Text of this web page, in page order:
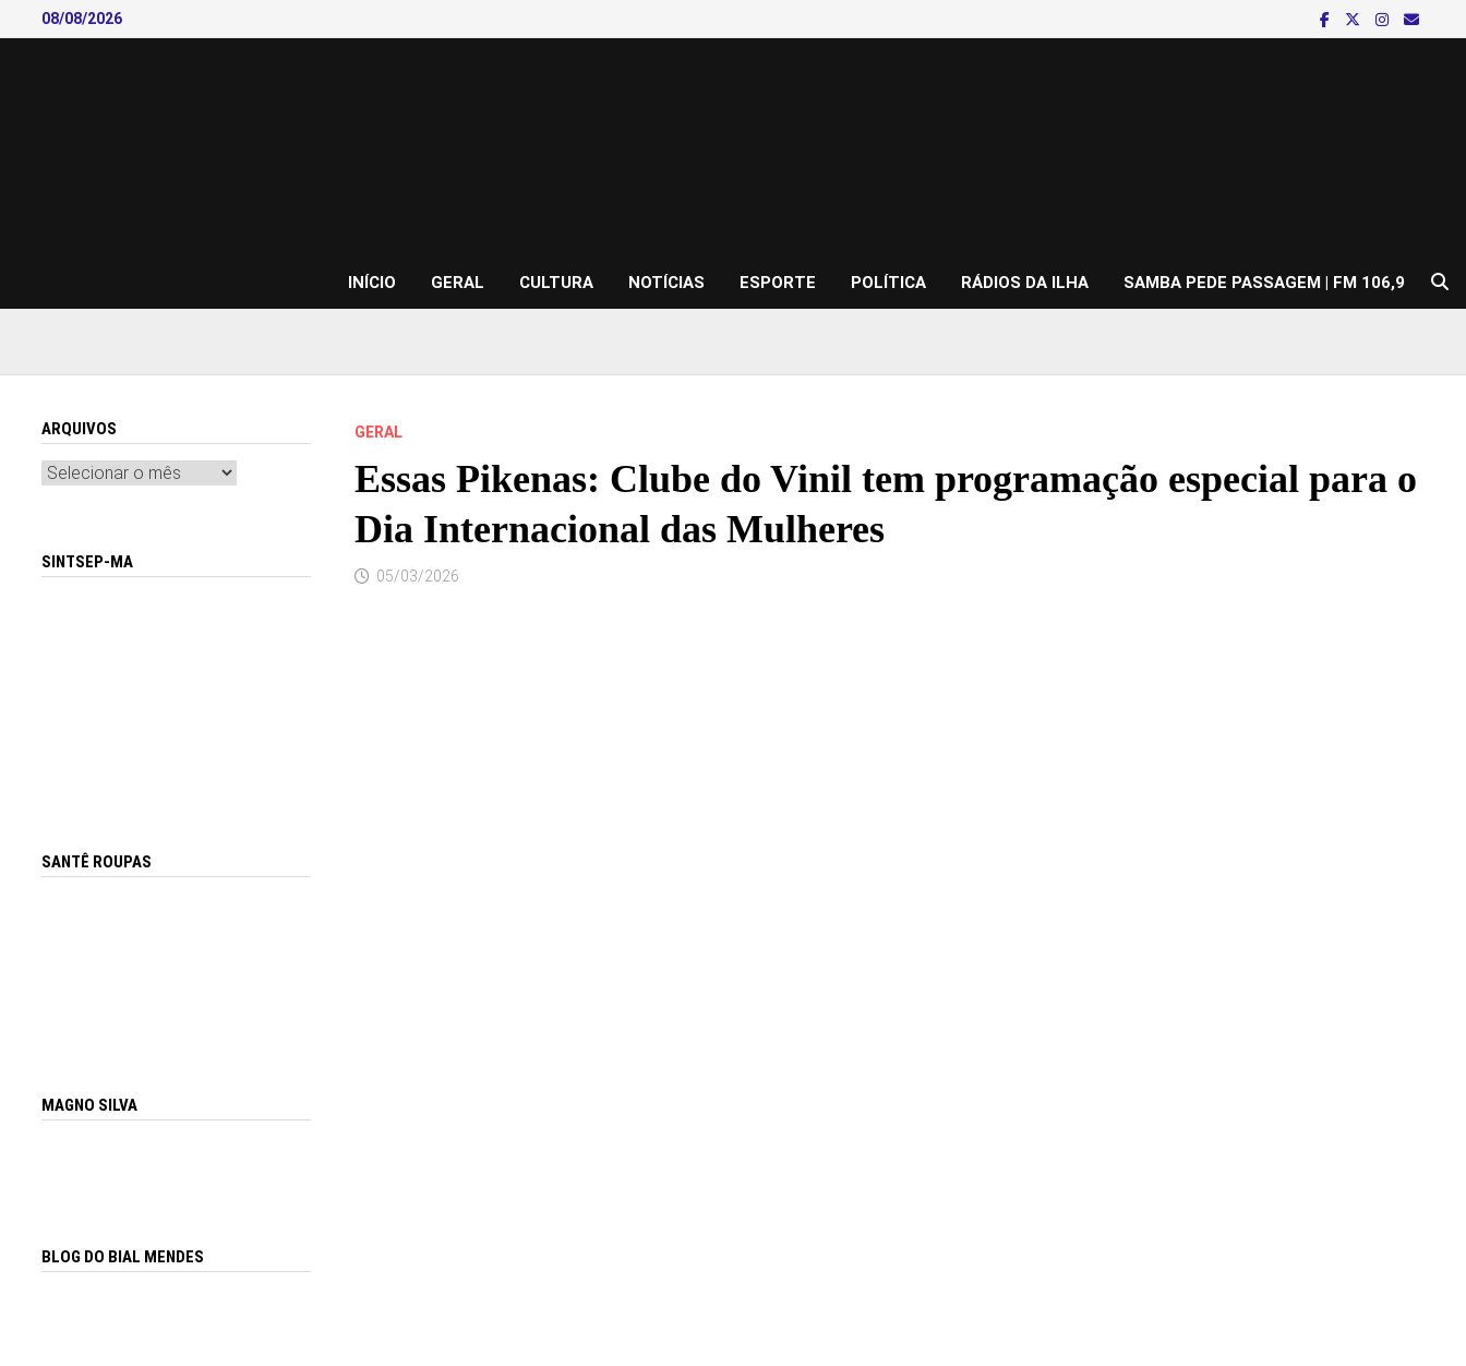
to
08/08/2026
INÍCIO GERAL CULTURA NOTÍCIAS ESPORTE POLÍTICA RÁDIOS DA ILHA SAMBA PEDE PASSAGEM | FM 106,9
GERAL
Essas Pikenas: Clube do Vinil tem programação especial para o
Dia Internacional das Mulheres
05/03/2026
ARQUIVOS
Arquivos
SINTSEP-MA
SANTÊ ROUPAS
MAGNO SILVA
BLOG DO BIAL MENDES